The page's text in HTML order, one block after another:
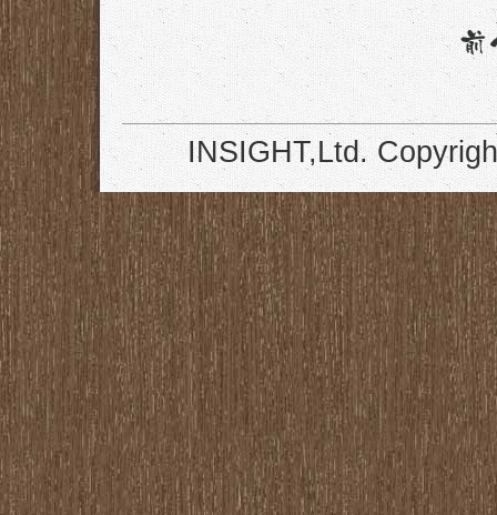
INSIGHT,Ltd.